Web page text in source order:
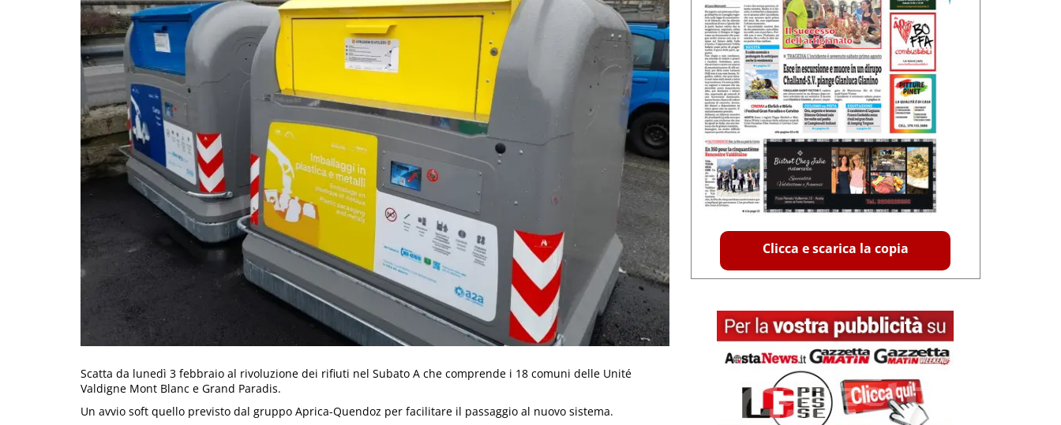
Scatta da lunedì 3 febbraio al rivoluzione dei rifiuti nel Subato A che comprende i 18 comuni delle Unité
Valdigne Mont Blanc e Grand Paradis.
Un avvio soft quello previsto dal gruppo Aprica-Quendoz per facilitare il passaggio al nuovo sistema.
Clicca e scarica la copia